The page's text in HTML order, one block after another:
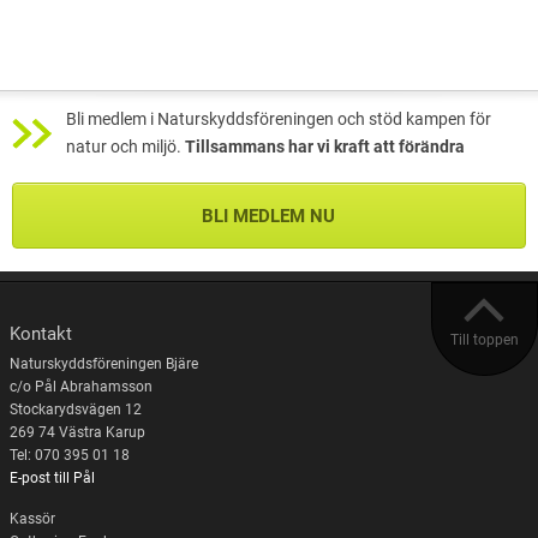
Bli medlem i Naturskyddsföreningen och stöd kampen för
natur och miljö. Tillsammans har vi kraft att förändra
BLI MEDLEM NU
Till toppen
Kontakt
Naturskyddsföreningen Bjäre
c/o Pål Abrahamsson
Stockarydsvägen 12
269 74 Västra Karup
Tel: 070 395 01 18
E-post till Pål
Kassör